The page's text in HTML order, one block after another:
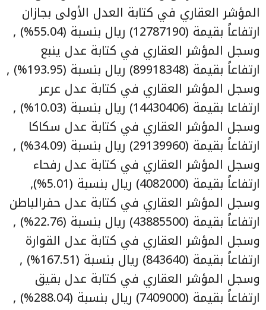
المؤشر العقاري في كتابة العدل الأولى بجازان
ارتفاعاً بقيمة (12787190) ريال بنسبة (55.04%) ,
وسجل المؤشر العقاري في كتابة عدل ينبع
ارتفاعاً بقيمة (89918348) ريال بنسبة (193.95%) ,
وسجل المؤشر العقاري في كتابة عدل عرعر
ارتفاعا بقيمة (14430406) ريال بنسبة (10.03%) ,
وسجل المؤشر العقاري في كتابة عدل سكاكا
ارتفاعاً بقيمة (29139960) ريال بنسبة (34.09%) ,
وسجل المؤشر العقاري في كتابة عدل رفحاء
ارتفاعاً بقيمة (4082000) ريال بنسبة (5.01%),
وسجل المؤشر العقاري في كتابة عدل حفرالباطن
ارتفاعاً بقيمة (43885500) ريال بنسبة (22.76%) ,
وسجل المؤشر العقاري في كتابة عدل القوارة
ارتفاعاً بقيمة (843640) ريال بنسبة (167.51%) ,
وسجل المؤشر العقاري في كتابة عدل بقيق
ارتفاعاً بقيمة (7409000) ريال بنسبة (288.04%) ,